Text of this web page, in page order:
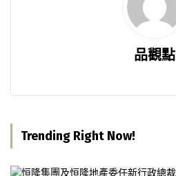
品觀點
Trending Right Now!